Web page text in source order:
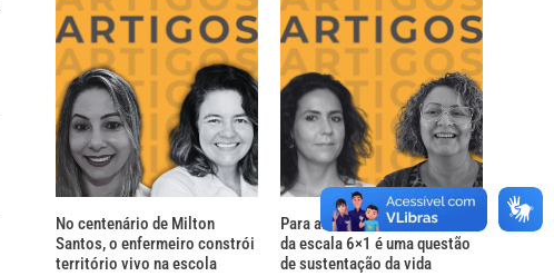
No centenário de Milton
Santos, o enfermeiro constrói
território vivo na escola
Para além do descanso: o fim
da escala 6×1 é uma questão
de sustentação da vida